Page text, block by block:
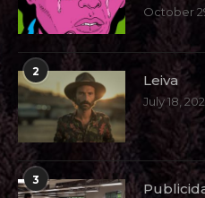
October
2
Leiva
July 18,
3